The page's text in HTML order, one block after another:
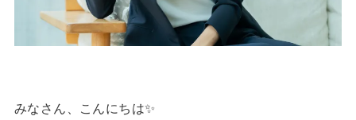
みなさん、こんにちは✨